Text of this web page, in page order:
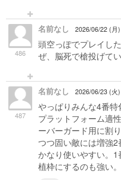
486
名前なし 2026/06/22 (月
頭空っぽでプレイし
ぜ、脳死で槍投げて
487
名前なし 2026/06/23 (
やっぱりみんな4番
プラットフォーム適
ーバーガード用に割
つつ固い敵には増強
かなり使いやすい。
植枠にするのも強い。